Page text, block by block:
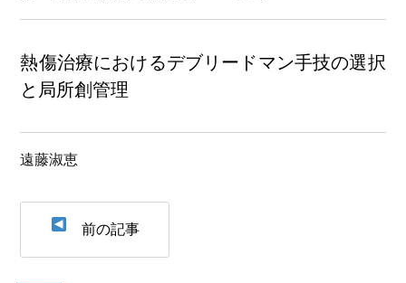
熱傷治療におけるデブリードマン手技の選択
と局所創管理
遠藤淑恵
前の記事